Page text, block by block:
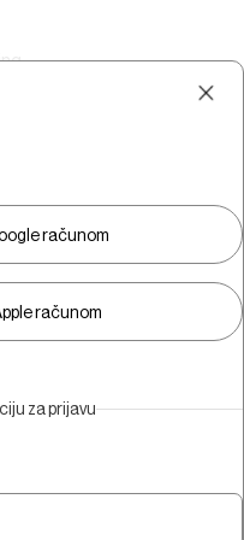
da biste
se
računom
računom
za prijavu